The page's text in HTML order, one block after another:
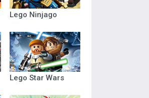
Lego Ninjago
Lego Star Wars